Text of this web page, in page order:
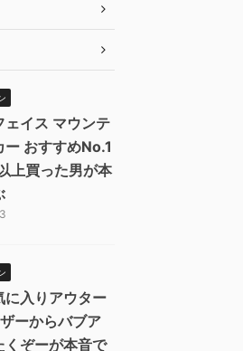
ェイス マウンテ
ー おすすめNo.1
上買った男が本
に入りアウター
ーからバブア
くぞーが本音で